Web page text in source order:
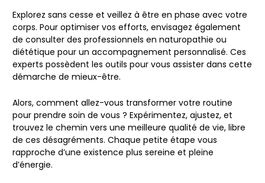
Explorez sans cesse et veillez à être en phase avec votre
corps. Pour optimiser vos efforts, envisagez également
de consulter des professionnels en naturopathie ou
diététique pour un accompagnement personnalisé. Ces
experts possèdent les outils pour vous assister dans cette
démarche de mieux-être.
Alors, comment allez-vous transformer votre routine
pour prendre soin de vous ? Expérimentez, ajustez, et
trouvez le chemin vers une meilleure qualité de vie, libre
de ces désagréments. Chaque petite étape vous
rapproche d’une existence plus sereine et pleine
d’énergie.